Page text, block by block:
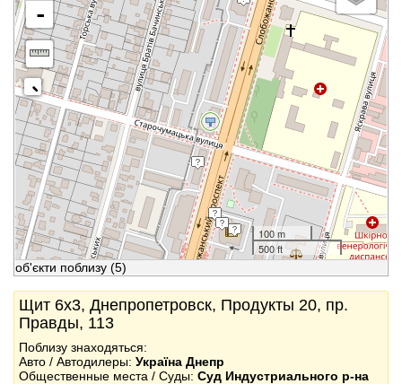
-
100 m
500 ft
об'єкти поблизу (5)
Щит 6x3, Днепропетровск, Продукты 20, пр.
Правды, 113
Поблизу знаходяться:
Авто / Автодилеры: Україна Днепр
Общественные места / Суды: Суд Индустриального р-на